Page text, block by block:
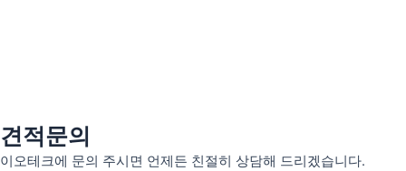
견적문의
이오테크에 문의 주시면 언제든 친절히 상담해 드리겠습니다.